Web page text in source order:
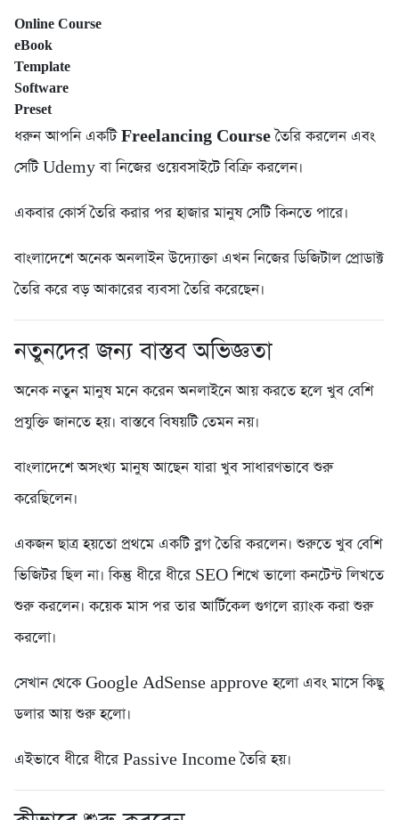
Online Course
eBook
Template
Software
Preset
ধরুন আপনি একটিFreelancing Courseতৈরি করলেন এবং
সেটি Udemy বা নিজের ওয়েবসাইটে বিক্রি করলেন।
একবার কোর্স তৈরি করার পর হাজার মানুষ সেটি কিনতে পারে।
বাংলাদেশে অনেক অনলাইন উদ্যোক্তা এখন নিজের ডিজিটাল প্রোডাক্ট
তৈরি করে বড় আকারের ব্যবসা তৈরি করেছেন।
নতুনদের জন্য বাস্তব অভিজ্ঞতা
অনেক নতুন মানুষ মনে করেন অনলাইনে আয় করতে হলে খুব বেশি
প্রযুক্তি জানতে হয়। বাস্তবে বিষয়টি তেমন নয়।
বাংলাদেশে অসংখ্য মানুষ আছেন যারা খুব সাধারণভাবে শুরু
করেছিলেন।
একজন ছাত্র হয়তো প্রথমে একটি ব্লগ তৈরি করলেন। শুরুতে খুব বেশি
ভিজিটর ছিল না। কিন্তু ধীরে ধীরে SEO শিখে ভালো কনটেন্ট লিখতে
শুরু করলেন। কয়েক মাস পর তার আর্টিকেল গুগলে র‍্যাংক করা শুরু
করলো।
সেখান থেকে Google AdSense approve হলো এবং মাসে কিছু
ডলার আয় শুরু হলো।
এইভাবে ধীরে ধীরে Passive Income তৈরি হয়।